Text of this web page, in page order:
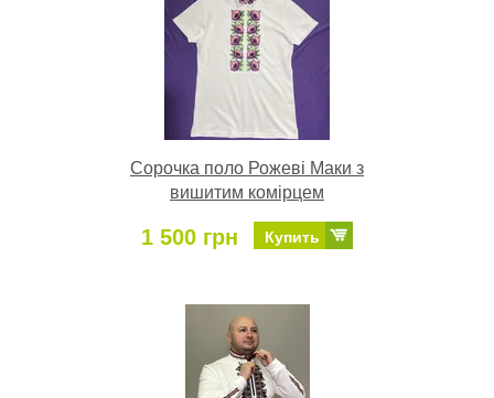
Сорочка поло Рожеві Маки з
вишитим комірцем
1 500 грн Купить